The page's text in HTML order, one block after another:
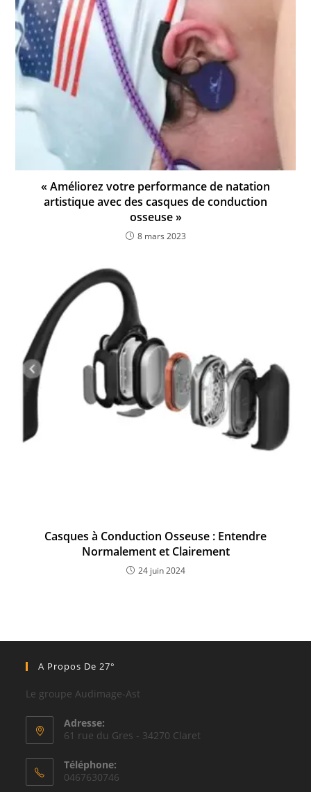
« Améliorez votre performance de natation
artistique avec des casques de conduction
osseuse »
8 mars 2023
Casques à Conduction Osseuse : Entendre
Normalement et Clairement
24 juin 2024
A Propos De 27°
Le groupe Audimage-Ast
Adresse:
61 rue du Gres - 34270 Claret
Téléphone:
0467630746